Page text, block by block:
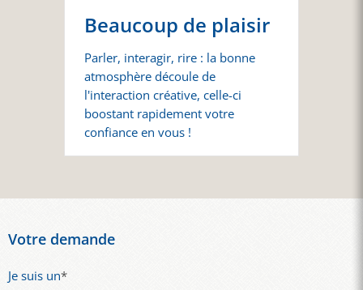
Beaucoup de plaisir
Parler, interagir, rire : la bonne
atmosphère découle de
l'interaction créative, celle-ci
boostant rapidement votre
confiance en vous !
Votre demande
Je suis un*